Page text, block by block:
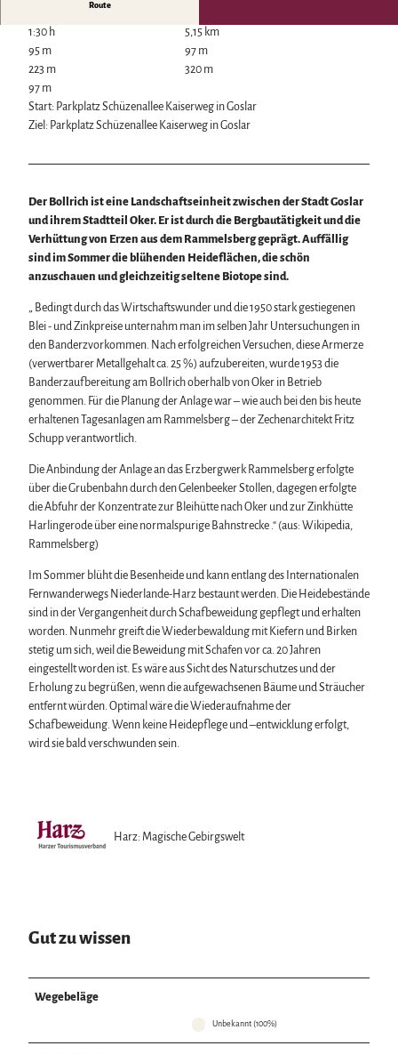
Bäder, Thermen & Saunen
Regionalmarke Typisch Harz
Urlaub mit Hund im Harz
Filmkulisse Harz
Berauschend schöne Wildnis
Nationalpark Harz
Geopark Harz
Naturparke im Harz
Biosphärenreservat Karstlandschaft Südharz
Das grüne Band
Initiative "Der Wald ruft"
0% Müll - 100% Harz #NimmsWiederMit
Veranstaltungen
Veranstaltungskalender
Harzer KulturWinter
Harzer Klostersommer
Silvester
Osterfeuer
Weihnachts- & Adventsmärkte
Stadt- & Sonderführungen im Harz
Theater & Bühnen im Harz
Service
Wir für unsere Gäste
Kontakt
Prospekte
Online-Shop
Newsletter-Anmeldung
Apps & Multimedia-Guides
Harzer Tourismusverband
Jobs im Harztourismus
Route
1:30 h
5,15 km
95 m
97 m
223 m
320 m
97 m
Start: Parkplatz Schüzenallee Kaiserweg in Goslar
Ziel: Parkplatz Schüzenallee Kaiserweg in Goslar
Der Bollrich ist eine Landschaftseinheit zwischen der Stadt Goslar
und ihrem Stadtteil Oker. Er ist durch die Bergbautätigkeit und die
Verhüttung von Erzen aus dem Rammelsberg geprägt. Auffällig
sind im Sommer die blühenden Heideflächen, die schön
anzuschauen und gleichzeitig seltene Biotope sind.
„ Bedingt durch dasWirtschaftswunder und die 1950 stark gestiegenen
Blei - und Zinkpreise unternahm man im selben Jahr Untersuchungen in
den Banderzvorkommen. Nach erfolgreichen Versuchen, diese Armerze
(verwertbarer Metallgehalt ca. 25 %) aufzubereiten, wurde 1953 die
Banderzaufbereitung am Bollrich oberhalb von Oker in Betrieb
genommen. Für die Planung der Anlage war – wie auch bei den bis heute
erhaltenen Tagesanlagen am Rammelsberg – der Zechenarchitekt Fritz
Schupp verantwortlich.
Die Anbindung der Anlage an das Erzbergwerk Rammelsberg erfolgte
über die Grubenbahn durch den Gelenbeeker Stollen, dagegen erfolgte
die Abfuhr der Konzentrate zur Bleihütte nach Oker und zur Zinkhütte
Harlingerode über eine normalspurige Bahnstrecke .“ (aus: Wikipedia,
Rammelsberg)
Im Sommer blüht die Besenheide und kann entlang des Internationalen
Fernwanderwegs Niederlande-Harz bestaunt werden. Die Heidebestände
sind in der Vergangenheit durch Schafbeweidung gepflegt und erhalten
worden. Nunmehr greift die Wiederbewaldung mit Kiefern und Birken
stetig um sich, weil die Beweidung mit Schafen vor ca. 20 Jahren
eingestellt worden ist. Es wäre aus Sicht des Naturschutzes und der
Erholung zu begrüßen, wenn die aufgewachsenen Bäume und Sträucher
entfernt würden. Optimal wäre die Wiederaufnahme der
Schafbeweidung. Wenn keine Heidepflege und –entwicklung erfolgt,
wird sie bald verschwunden sein.
Harz: Magische Gebirgswelt
Gut zu wissen
Wegebeläge
Unbekannt (100%)